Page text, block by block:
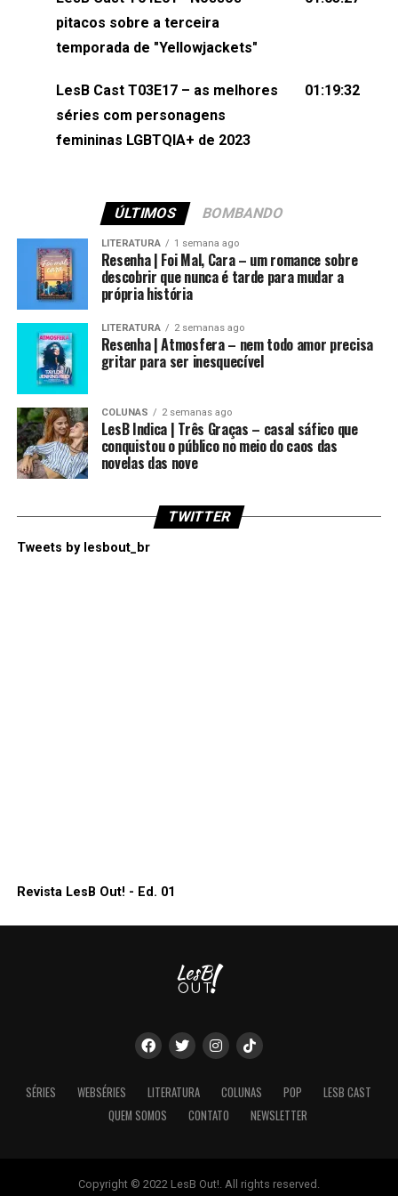
(⁠⁠⁠⁠@brunarfentanes⁠⁠⁠⁠) e Pollyelly FlorêncioEdição de
Naiady Machado
pitacos sobre a terceira
temporada de "Yellowjackets"
LesB Cast T03E17 – as melhores
séries com personagens
femininas LGBTQIA+ de 2023
01:19:32
ÚLTIMOS BOMBANDO
LITERATURA 1 semana ago
Resenha | Foi Mal, Cara – um romance sobre
descobrir que nunca é tarde para mudar a
própria história
LITERATURA 2 semanas ago
Resenha | Atmosfera – nem todo amor precisa
gritar para ser inesquecível
COLUNAS 2 semanas ago
LesB Indica | Três Graças – casal sáfico que
conquistou o público no meio do caos das
novelas das nove
TWITTER
Tweets by lesbout_br
Revista LesB Out! - Ed. 01
SÉRIES WEBSÉRIES LITERATURA COLUNAS POP
LESB CAST
QUEM SOMOS
CONTATO NEWSLETTER
Copyright © 2022 LesB Out!. All rights reserved.